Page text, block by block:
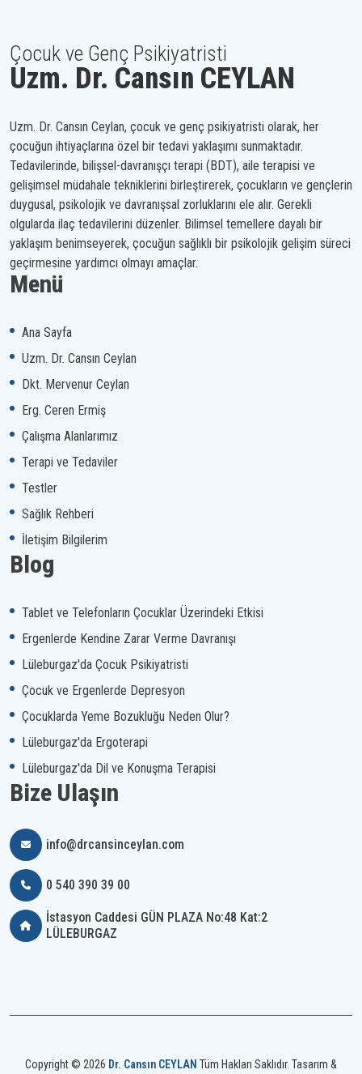
Çocuk ve Genç Psikiyatristi
Uzm. Dr. Cansın CEYLAN
Uzm. Dr. Cansın Ceylan, çocuk ve genç psikiyatristi olarak, her
çocuğun ihtiyaçlarına özel bir tedavi yaklaşımı sunmaktadır.
Tedavilerinde, bilişsel-davranışçı terapi (BDT), aile terapisi ve
gelişimsel müdahale tekniklerini birleştirerek, çocukların ve gençlerin
duygusal, psikolojik ve davranışsal zorluklarını ele alır. Gerekli
olgularda ilaç tedavilerini düzenler. Bilimsel temellere dayalı bir
yaklaşım benimseyerek, çocuğun sağlıklı bir psikolojik gelişim süreci
geçirmesine yardımcı olmayı amaçlar.
Menü
Ana Sayfa
Uzm. Dr. Cansın Ceylan
Dkt. Mervenur Ceylan
Erg. Ceren Ermiş
Çalışma Alanlarımız
Terapi ve Tedaviler
Testler
Sağlık Rehberi
İletişim Bilgilerim
Blog
Tablet ve Telefonların Çocuklar Üzerindeki Etkisi
Ergenlerde Kendine Zarar Verme Davranışı
Lüleburgaz'da Çocuk Psikiyatristi
Çocuk ve Ergenlerde Depresyon
Çocuklarda Yeme Bozukluğu Neden Olur?
Lüleburgaz'da Ergoterapi
Lüleburgaz'da Dil ve Konuşma Terapisi
Bize Ulaşın
info@drcansinceylan.com
0 540 390 39 00
İstasyon Caddesi GÜN PLAZA No:48 Kat:2
LÜLEBURGAZ
Copyright © 2026 Dr. Cansın CEYLAN Tüm Hakları Saklıdır. Tasarım &